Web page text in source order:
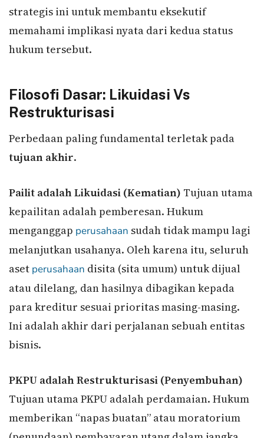
strategis ini untuk membantu eksekutif
memahami implikasi nyata dari kedua status
hukum tersebut.
Filosofi Dasar: Likuidasi Vs
Restrukturisasi
Perbedaan paling fundamental terletak pada
tujuan akhir.
Pailit adalah Likuidasi (Kematian) Tujuan utama
kepailitan adalah pemberesan. Hukum
menganggap perusahaan sudah tidak mampu lagi
melanjutkan usahanya. Oleh karena itu, seluruh
aset perusahaan disita (sita umum) untuk dijual
atau dilelang, dan hasilnya dibagikan kepada
para kreditur sesuai prioritas masing-masing.
Ini adalah akhir dari perjalanan sebuah entitas
bisnis.
PKPU adalah Restrukturisasi (Penyembuhan)
Tujuan utama PKPU adalah perdamaian. Hukum
memberikan “napas buatan” atau moratorium